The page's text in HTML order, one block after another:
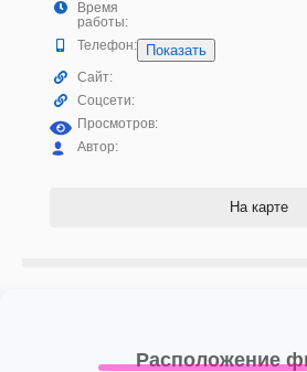
Время
работы:
Телефон:
Показать
Сайт:
Соцсети:
Просмотров:
Автор:
На карте
Расположение